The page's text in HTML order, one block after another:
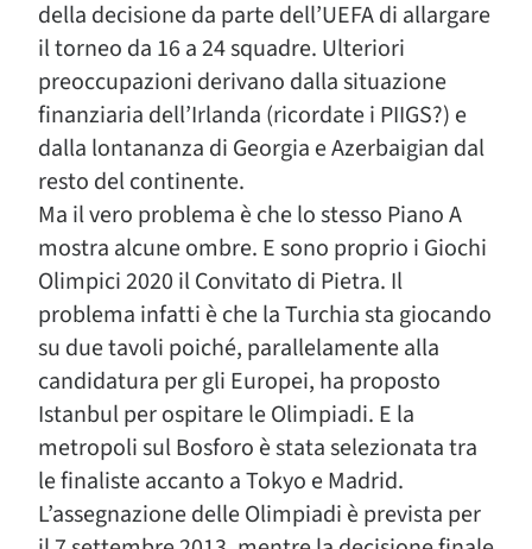
della decisione da parte dell’UEFA di allargare
il torneo da 16 a 24 squadre. Ulteriori
preoccupazioni derivano dalla situazione
finanziaria dell’Irlanda (ricordate i PIIGS?) e
dalla lontananza di Georgia e Azerbaigian dal
resto del continente.
Ma il vero problema è che lo stesso Piano A
mostra alcune ombre. E sono proprio i Giochi
Olimpici 2020 il Convitato di Pietra. Il
problema infatti è che la Turchia sta giocando
su due tavoli poiché, parallelamente alla
candidatura per gli Europei, ha proposto
Istanbul per ospitare le Olimpiadi. E la
metropoli sul Bosforo è stata selezionata tra
le finaliste accanto a Tokyo e Madrid.
L’assegnazione delle Olimpiadi è prevista per